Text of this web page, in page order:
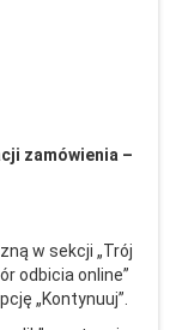
zamówienia –
w sekcji „Trój
ór odbicia online”
ę „Kontynuuj”.